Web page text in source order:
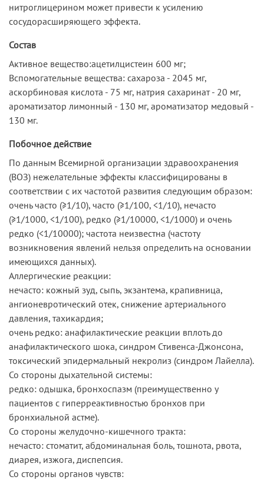
нитроглицерином может привести к усилению
сосудорасширяющего эффекта.
Состав
Активное вещество:ацетилцистеин 600 мг;
Вспомогательные вещества: сахароза - 2045 мг,
аскорбиновая кислота - 75 мг, натрия сахаринат - 20 мг,
ароматизатор лимонный - 130 мг, ароматизатор медовый -
130 мг.
Побочное действие
По данным Всемирной организации здравоохранения
(ВОЗ) нежелательные эффекты классифицированы в
соответствии с их частотой развития следующим образом:
очень часто (≥1/10), часто (≥1/100, <1/10), нечасто
(≥1/1000, <1/100), редко (≥1/10000, <1/1000) и очень
редко (<1/10000); частота неизвестна (частоту
возникновения явлений нельзя определить на основании
имеющихся данных).
Аллергические реакции:
нечасто: кожный зуд, сыпь, экзантема, крапивница,
ангионевротический отек, снижение артериального
давления, тахикардия;
очень редко: анафилактические реакции вплоть до
анафилактического шока, синдром Стивенса-Джонсона,
токсический эпидермальный некролиз (синдром Лайелла).
Со стороны дыхательной системы:
редко: одышка, бронхоспазм (преимущественно у
пациентов с гиперреактивностью бронхов при
бронхиальной астме).
Со стороны желудочно-кишечного тракта:
нечасто: стоматит, абдоминальная боль, тошнота, рвота,
диарея, изжога, диспепсия.
Со стороны органов чувств: